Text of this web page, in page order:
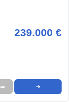
239.000 €
➦ ➜